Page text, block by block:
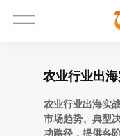
农业行业出
农业行业出海实
市场趋势、典型
功路径，提供各